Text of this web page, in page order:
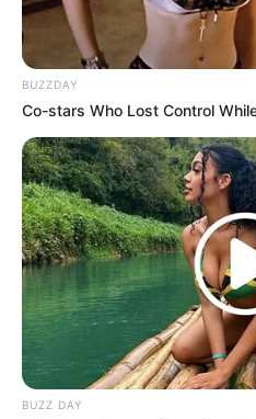
(foto: instagram/
10. Tak sedikit juga yang
Maya yang alami
BUZZDAY
Co-stars Who Lost Control
BUZZ DAY